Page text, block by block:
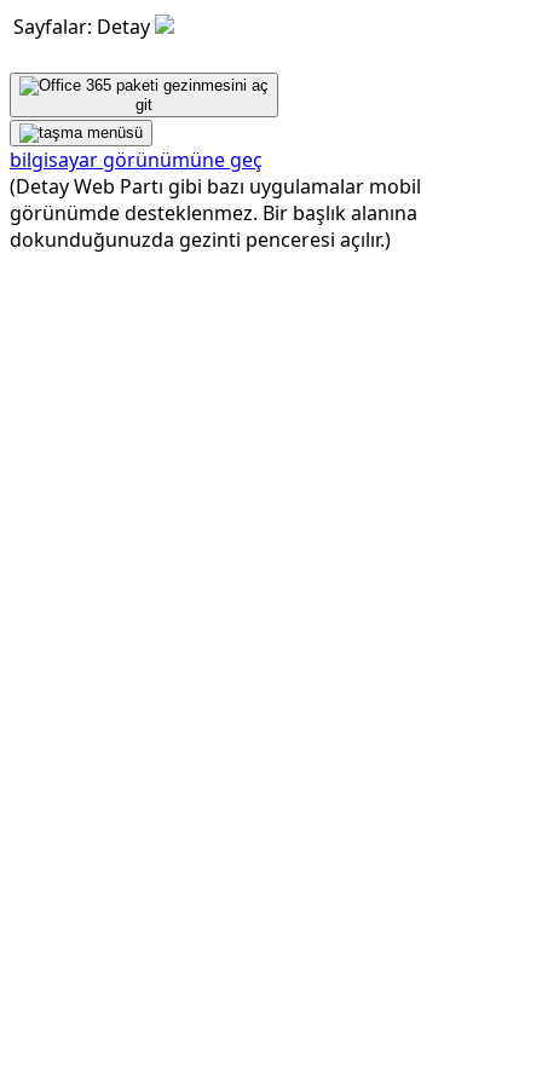
Sayfalar: Detay
git
bilgisayar görünümüne geç
(Detay Web Partı gibi bazı uygulamalar mobil
görünümde desteklenmez. Bir başlık alanına
dokunduğunuzda gezinti penceresi açılır.)